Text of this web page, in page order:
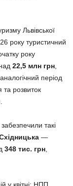
Львівської
року туристичний
року
22,5 млн грн
період
та розвиток
такі
—
348 тис. грн